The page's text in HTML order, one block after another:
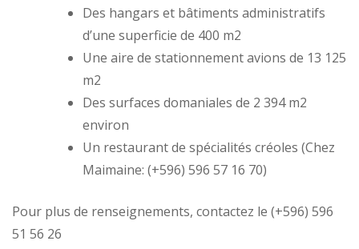
Des hangars et bâtiments administratifs
d’une superficie de 400 m2
Une aire de stationnement avions de 13 125
m2
Des surfaces domaniales de 2 394 m2
environ
Un restaurant de spécialités créoles (Chez
Maimaine: (+596) 596 57 16 70)
Pour plus de renseignements, contactez le (+596) 596
51 56 26